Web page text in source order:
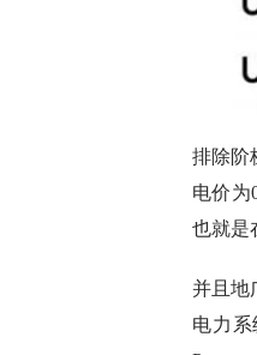
排除阶
电价为
也就是
并且地
电力